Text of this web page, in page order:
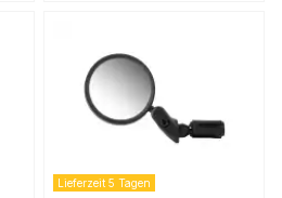
Lieferzeit 5 Tagen